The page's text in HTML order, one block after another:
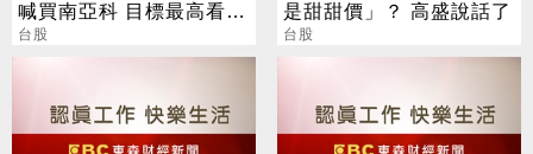
喊買南亞科 目標最高看到
650
台股
是甜甜價」？ 高盛說話了
台股